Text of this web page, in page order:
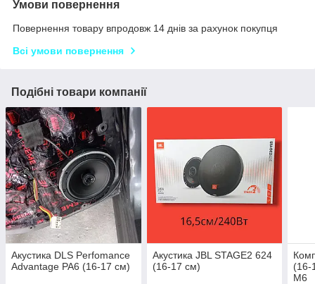
Умови повернення
Повернення товару впродовж 14 днів за рахунок покупця
Всі умови повернення
Подібні товари компанії
Акустика DLS Perfomance
Advantage PA6 (16-17 см)
Акустика JBL STAGE2 624
(16-17 см)
(16-
M6